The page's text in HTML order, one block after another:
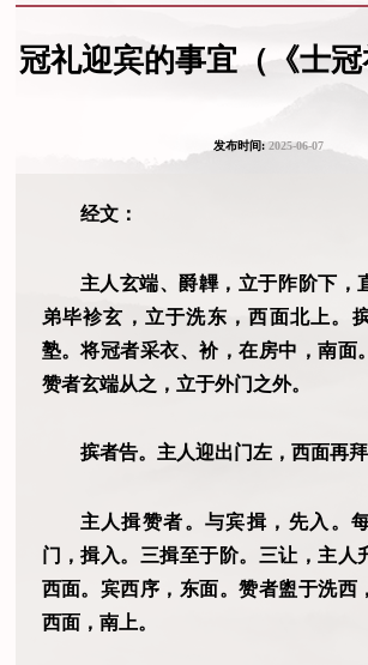
冠礼迎宾的事宜（《士冠
发布时间:2025-06-07
经文：
主人玄端、爵韠，立于阼阶下，
弟毕袗玄，立于洗东，西面北上。
塾。将冠者采衣、衸，在房中，南面
赞者玄端从之，立于外门之外。
摈者告。主人迎出门左，西面再拜
主人揖赞者。与宾揖，先入。
门，揖入。三揖至于阶。三让，主人
西面。宾西序，东面。赞者盥于洗西
西面，南上。